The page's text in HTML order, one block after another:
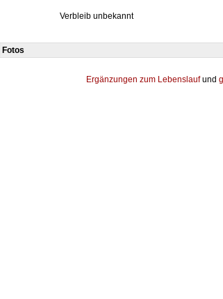
Verbleib unbekannt
Fotos
Ergänzungen zum Lebenslaufund